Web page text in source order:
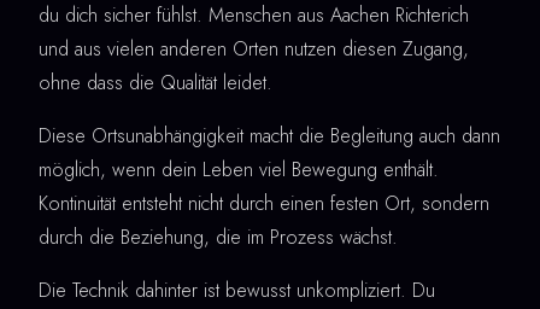
du dich sicher fühlst. Menschen aus Aachen Richterich
und aus vielen anderen Orten nutzen diesen Zugang,
ohne dass die Qualität leidet.
Diese Ortsunabhängigkeit macht die Begleitung auch dann
möglich, wenn dein Leben viel Bewegung enthält.
Kontinuität entsteht nicht durch einen festen Ort, sondern
durch die Beziehung, die im Prozess wächst.
Die Technik dahinter ist bewusst unkompliziert. Du